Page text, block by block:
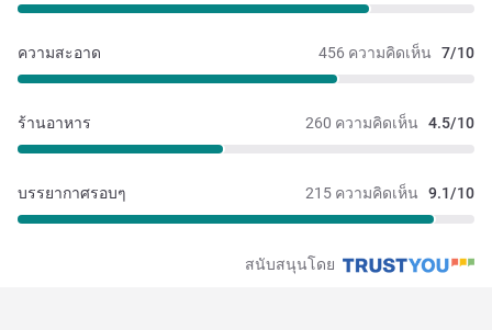
456 ความคิดเห็น 7/10
ความสะอาด
260 ความคิดเห็น 4.5/10
ร้านอาหาร
215 ความคิดเห็น 9.1/10
บรรยากาศรอบๆ
สนับสนุนโดย